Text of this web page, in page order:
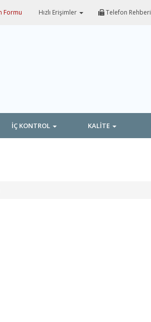
Formu Hızlı Erişimler Telefon Rehberi
İÇ KONTROL KALİTE